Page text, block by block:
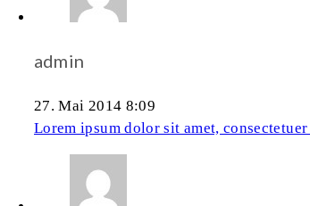
admin
27. Mai 2014 8:09
Lorem ipsum dolor sit amet,